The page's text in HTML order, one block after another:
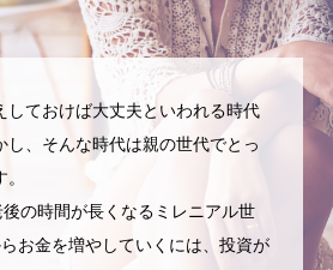
しておけば大丈夫といわれる時代
し、そんな時代は親の世代でとっ
の時間が長くなるミレニアル世
お金を増やしていくには、投資が